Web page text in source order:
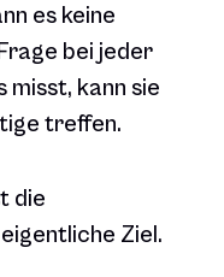
es keine
bei jeder
kann sie
treffen.
die
Ziel.